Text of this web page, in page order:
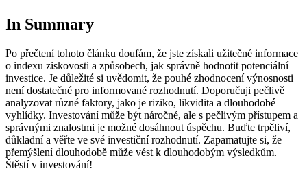
In Summary
Po přečtení tohoto článku doufám, že jste získali užitečné informace
o indexu ziskovosti a způsobech, jak správně hodnotit potenciální
investice. Je důležité si uvědomit, že pouhé zhodnocení výnosnosti
není dostatečné pro informované rozhodnutí. Doporučuji pečlivě
analyzovat různé faktory, jako je riziko, likvidita a dlouhodobé
vyhlídky. Investování může být náročné, ale s pečlivým přístupem a
správnými znalostmi je možné dosáhnout úspěchu. Buďte trpěliví,
důkladní a věřte ve své investiční rozhodnutí. Zapamatujte si, že
přemýšlení dlouhodobě může vést k dlouhodobým výsledkům.
Štěstí v investování!